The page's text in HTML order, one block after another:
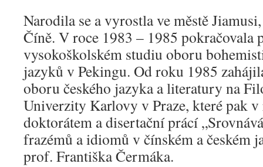
Narodila se a vyrostla ve městě
Číně. V roce 1983 – 1985 pokračovala
vysokoškolském studiu oboru
jazyků v Pekingu. Od roku 1985
oboru českého jazyka a literatury na
Univerzity Karlovy v Praze, které pak
doktorátem a disertační prácí
frazémů a idiomů v čínském a českém
prof. Františka Čermáka.